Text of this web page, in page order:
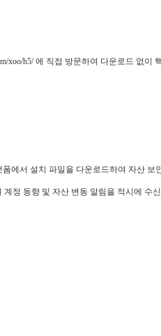
xoo/h5/ 에 직접 방문하여 다운로드 없이
에서 설치 파일을 다운로드하여 자산 보
정 동향 및 자산 변동 알림을 적시에 수